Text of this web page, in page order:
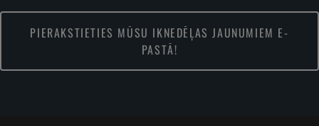
PIERAKSTIETIES MŪSU IKNEDĒĻAS JAUNUMIEM E-
PASTĀ!